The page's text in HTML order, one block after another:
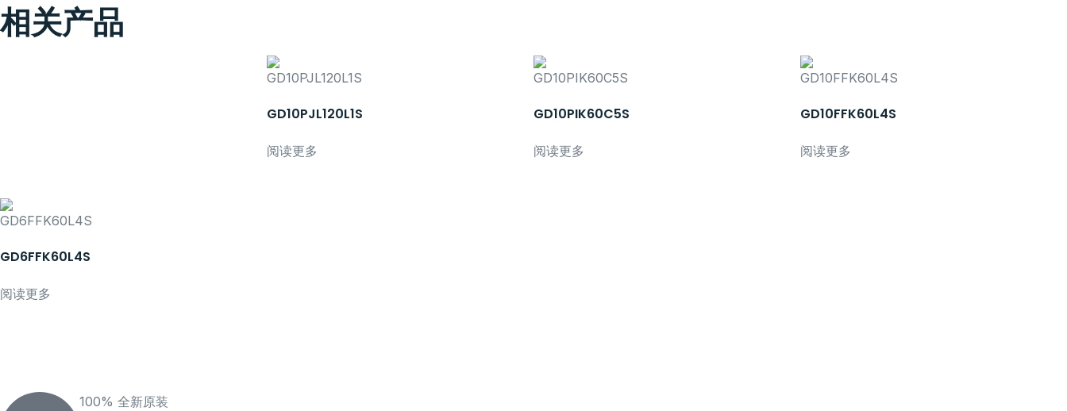
相关产品
GD10PJL120L1S
阅读更多
GD10PIK60C5S
阅读更多
GD10FFK60L4S
阅读更多
GD6FFK60L4S
阅读更多
100% 全新原装